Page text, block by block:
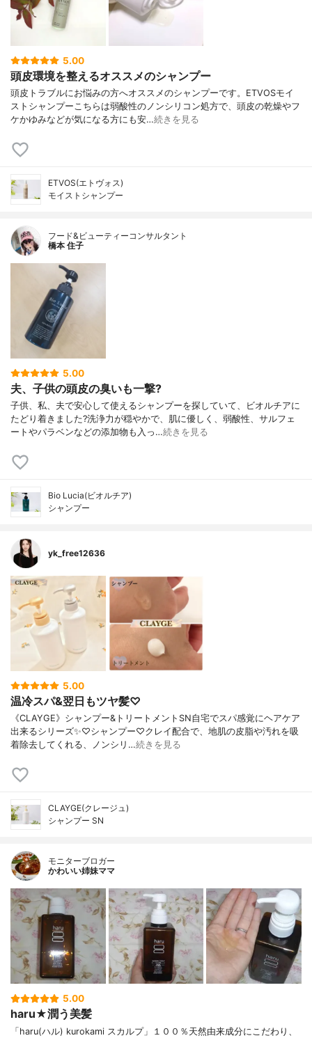
5.00
頭皮環境を整えるオススメのシャンプー
頭皮トラブルにお悩みの方へオススメのシャンプーです。ETVOSモイ
ストシャンプーこちらは弱酸性のノンシリコン処方で、頭皮の乾燥やフ
ケかゆみなどが気になる方にも安…続きを見る
ETVOS(エトヴォス)
モイストシャンプー
フード&ビューティーコンサルタント
橋本 住子
5.00
夫、子供の頭皮の臭いも一撃?
子供、私、夫で安心して使えるシャンプーを探していて、ビオルチアに
たどり着きました?洗浄力が穏やかで、肌に優しく、弱酸性、サルフェ
ートやパラベンなどの添加物も入っ…続きを見る
Bio Lucia(ビオルチア)
シャンプー
yk_free12636
5.00
温冷スパ&翌日もツヤ髪♡
《CLAYGE》シャンプー&トリートメントSN自宅でスパ感覚にヘアケア
出来るシリーズ✨♡シャンプー♡クレイ配合で、地肌の皮脂や汚れを吸
着除去してくれる、ノンシリ…続きを見る
CLAYGE(クレージュ)
シャンプー SN
モニターブロガー
かわいい姉妹ママ
5.00
haru★潤う美髪
「haru(ハル) kurokami スカルプ」１００％天然由来成分にこだわり、